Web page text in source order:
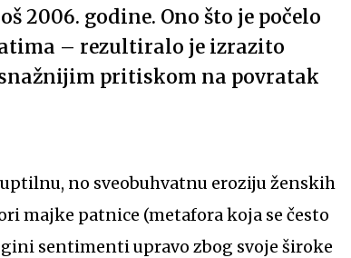
2006. godine. Ono što je počelo
– rezultiralo je izrazito
pritiskom na povratak
no sveobuhvatnu eroziju ženskih
majke patnice (metafora koja se često
sentimenti upravo zbog svoje široke